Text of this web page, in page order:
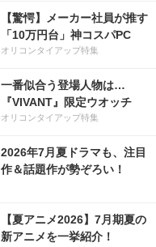
【驚愕】メーカー社員が推す
「10万円台」神コスパPC
オリコンタイアップ特集
一番似合う登場人物は…
『VIVANT』限定ウオッチ
オリコンタイアップ特集
2026年7月夏ドラマも、注目
作＆話題作が勢ぞろい！
【夏アニメ2026】7月期夏の
新アニメを一挙紹介！